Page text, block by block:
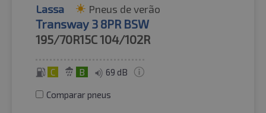
Lassa Pneus de verão
Transway 3 8PR BSW
195/70R15C104/102R
C B 69 dB
Comparar pneus